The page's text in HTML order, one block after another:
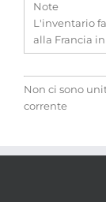
Note
L'inventario
alla Francia
Non ci sono
corrente